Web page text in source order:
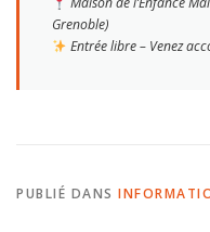
Grenoble)
Entrée libre – Venez
PUBLIÉ DANS